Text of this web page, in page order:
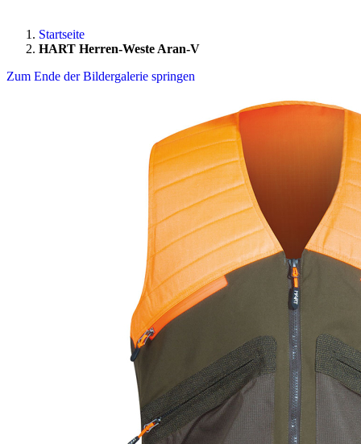
Startseite
HART Herren-Weste Aran-V
Zum Ende der Bildergalerie springen